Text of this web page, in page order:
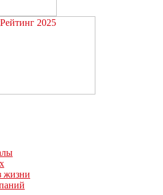
дня в Тульской области на сайте
жизни